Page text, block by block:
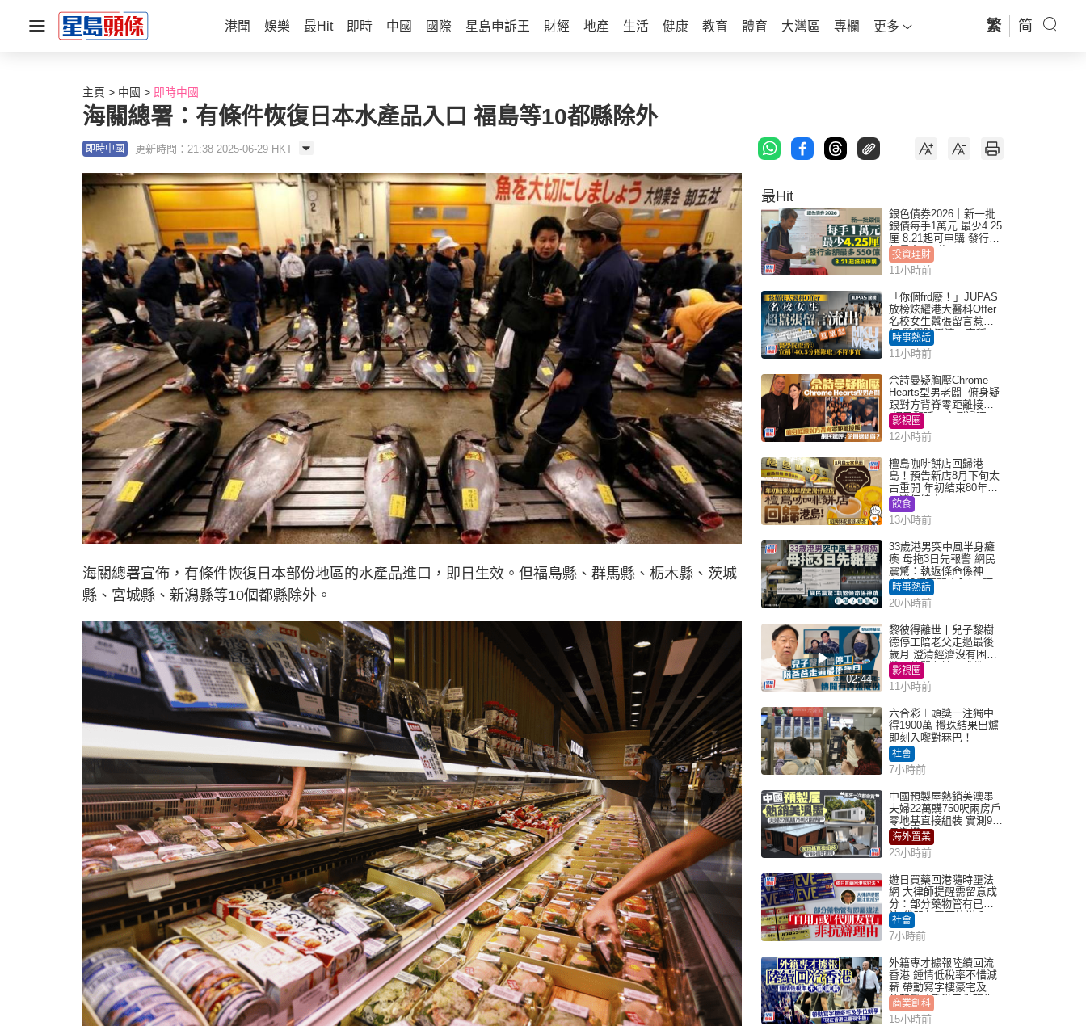
港聞 娛樂 最Hit 即時 中國 國際 星島申訴王 財經 地產 生活 健康 教育 體育 大灣區 專欄 更多 繁 简
主頁 中國 即時中國
海關總署：有條件恢復日本水產品入口 福島等10都縣除外
即時中國 更新時間：21:38 2025-06-29 HKT
海關總署宣佈，有條件恢復日本部份地區的水產品進口，即日生效。但福島縣、群馬縣、栃木縣、茨城
縣、宮城縣、新潟縣等10個都縣除外。
最Hit
銀色債券2026｜新一批
銀債每手1萬元 最少4.25
厘 8.21起可申購 發行金
額最多550億
投資理財
11小時前
「你個frd廢！」JUPAS
放榜炫耀港大醫科Offer
名校女生囂張留言惹眾
怒 醫學院澄清：宣稱
「40.5分獲錄取」不符事
實｜Juicy叮
時事熱話
11小時前
佘詩曼疑胸壓Chrome
Hearts型男老闆 俯身疑
跟對方背脊零距離接觸
網民驚呼：企側邊唔
得？
影視圈
12小時前
檀島咖啡餅店回歸港
島！預告新店8月下旬太
古重開 年初結束80年歷
史灣仔總店
飲食
13小時前
33歲港男突中風半身癱
瘓 母拖3日先報警 網民
震驚：執返條命係神蹟
自爆2個惡習｜Juicy叮
時事熱話
20小時前
02:44
黎彼得離世丨兒子黎樹
德停工陪老父走過最後
歲月 澄清經濟沒有困
難：傳聞有誇張成份
影視圈
11小時前
六合彩︱頭獎一注獨中
得1900萬 攪珠結果出爐
即刻入嚟對冧巴！
社會
7小時前
中國預製屋熱銷美澳墨
夫婦22萬購750呎兩房戶
零地基直接組裝 實測9個
月激讚
海外置業
23小時前
遊日買藥回港隨時墮法
網 大律師提醒需留意成
分：部分藥物管有已違
法 代朋友買可抗辯？
社會
7小時前
外籍專才據報陸續回流
香港 鍾情低稅率不惜減
薪 帶動寫字樓豪宅及學
位競爭「香港已重現生
機」
商業創科
15小時前